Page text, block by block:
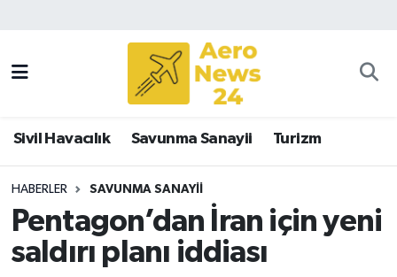
Sivil Havacılık Savunma Sanayii Turizm
HABERLER SAVUNMA SANAYII
Pentagon’dan İran için yeni
saldırı planı iddiası